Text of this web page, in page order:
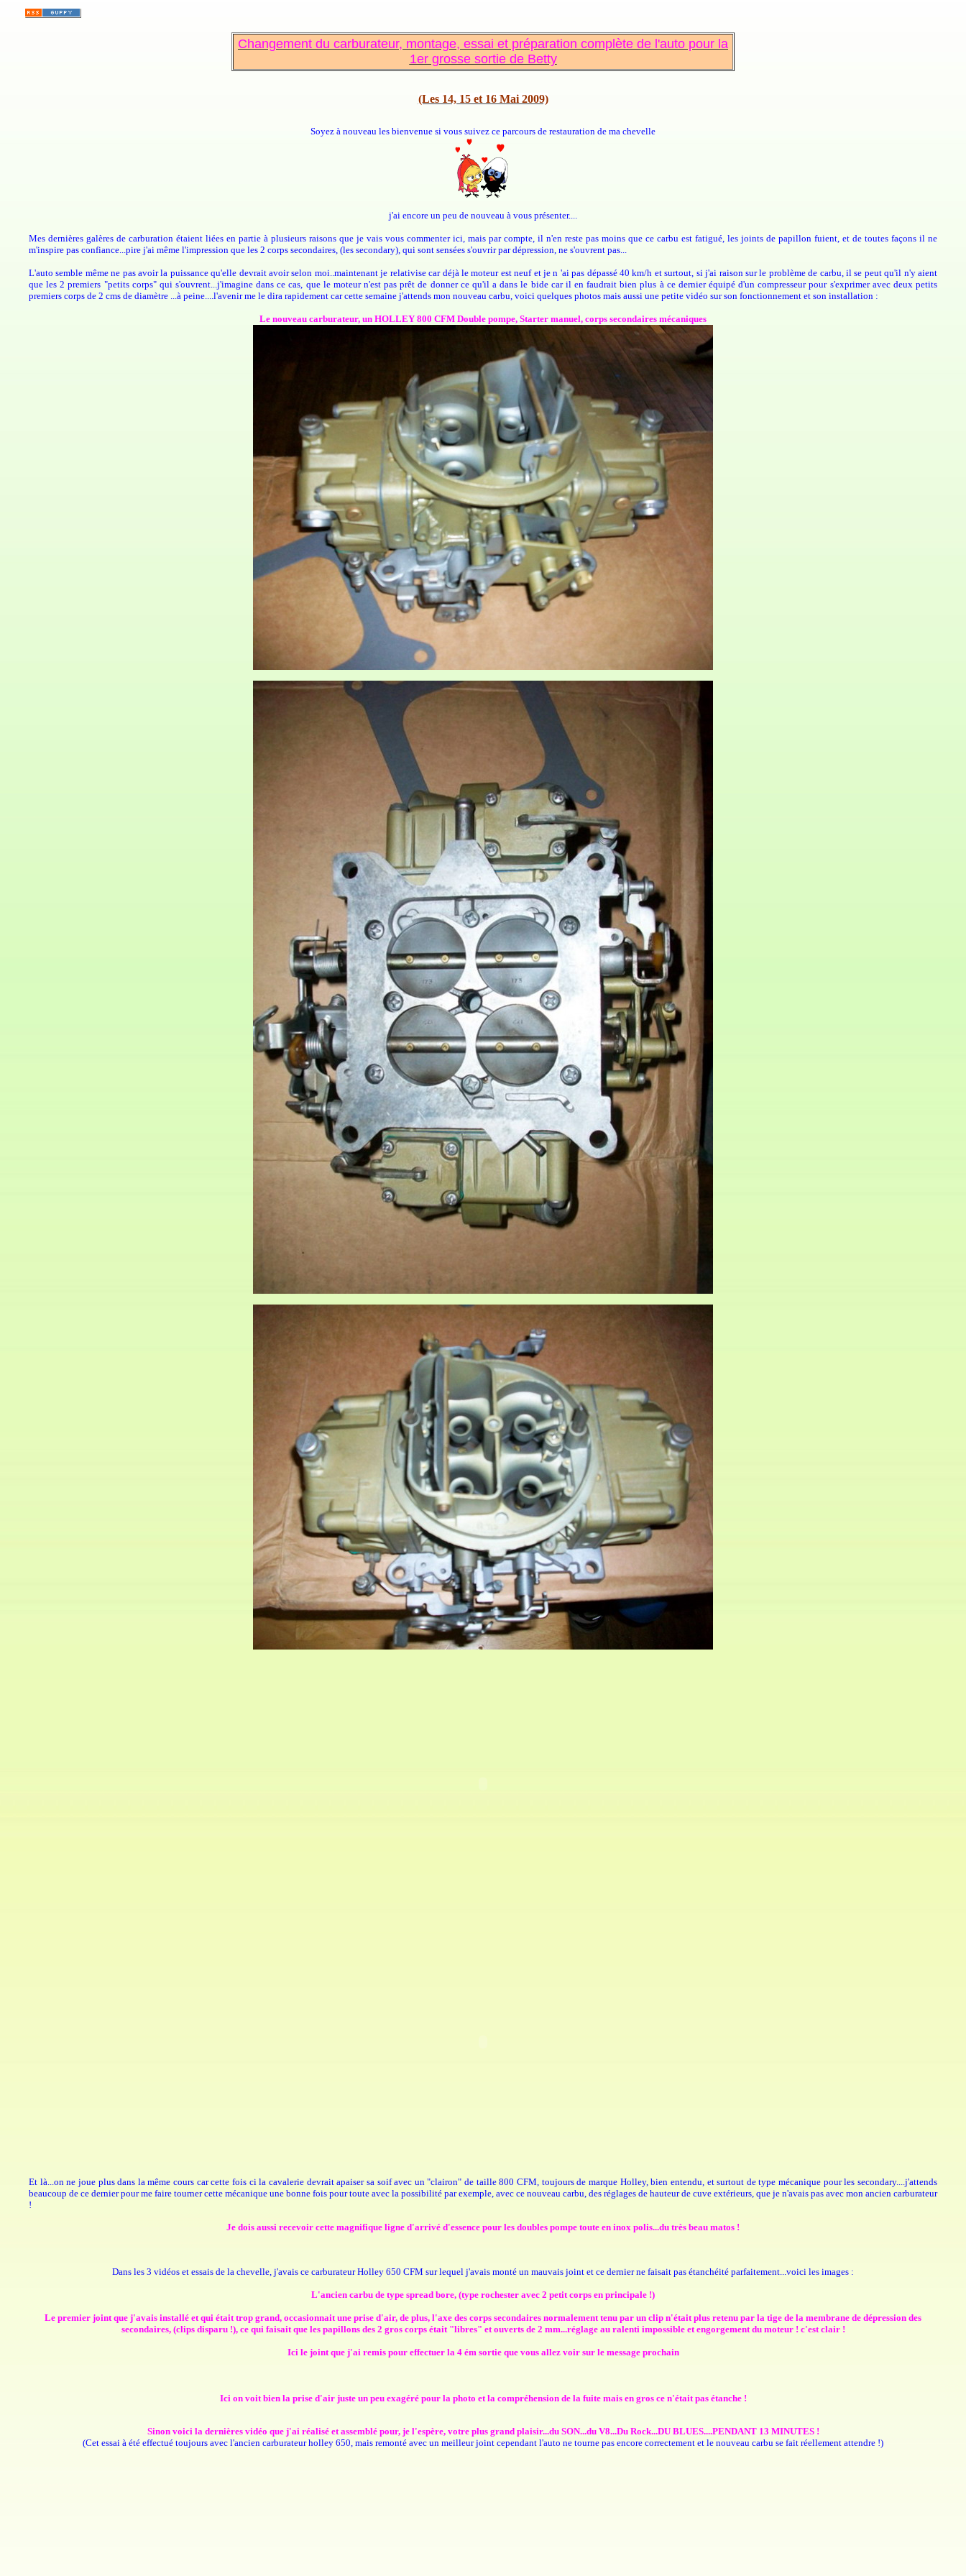
Changement du carburateur, montage, essai et préparation complète de l'auto pour la
1er grosse sortie de Betty
(Les 14, 15 et 16 Mai 2009)
Soyez à nouveau les bienvenue si vous suivez ce parcours de restauration de ma chevelle
j'ai encore un peu de nouveau à vous présenter....
Mes dernières galères de carburation étaient liées en partie à plusieurs raisons que je vais vous commenter ici, mais par compte, il n'en reste pas moins que ce carbu est fatigué, les joints de papillon fuient, et de toutes façons il ne
m'inspire pas confiance...pire j'ai même l'impression que les 2 corps secondaires, (les secondary), qui sont sensées s'ouvrir par dépression, ne s'ouvrent pas...
L'auto semble même ne pas avoir la puissance qu'elle devrait avoir selon moi..maintenant je relativise car déjà le moteur est neuf et je n 'ai pas dépassé 40 km/h et surtout, si j'ai raison sur le problème de carbu, il se peut qu'il n'y aient
que les 2 premiers "petits corps" qui s'ouvrent...j'imagine dans ce cas, que le moteur n'est pas prêt de donner ce qu'il a dans le bide car il en faudrait bien plus à ce dernier équipé d'un compresseur pour s'exprimer avec deux petits
premiers corps de 2 cms de diamètre ...à peine....l'avenir me le dira rapidement car cette semaine j'attends mon nouveau carbu, voici quelques photos mais aussi une petite vidéo sur son fonctionnement et son installation :
Le nouveau carburateur, un HOLLEY 800 CFM Double pompe, Starter manuel, corps secondaires mécaniques
Et là...on ne joue plus dans la même cours car cette fois ci la cavalerie devrait apaiser sa soif avec un "clairon" de taille 800 CFM, toujours de marque Holley, bien entendu, et surtout de type mécanique pour les secondary....j'attends
beaucoup de ce dernier pour me faire tourner cette mécanique une bonne fois pour toute avec la possibilité par exemple, avec ce nouveau carbu, des réglages de hauteur de cuve extérieurs, que je n'avais pas avec mon ancien carburateur
!
Je dois aussi recevoir cette magnifique ligne d'arrivé d'essence pour les doubles pompe toute en inox polis...du très beau matos !
Dans les 3 vidéos et essais de la chevelle, j'avais ce carburateur Holley 650 CFM sur lequel j'avais monté un mauvais joint et ce dernier ne faisait pas étanchéité parfaitement...voici les images :
L'ancien carbu de type spread bore, (type rochester avec 2 petit corps en principale !)
Le premier joint que j'avais installé et qui était trop grand, occasionnait une prise d'air, de plus, l'axe des corps secondaires normalement tenu par un clip n'était plus retenu par la tige de la membrane de dépression des
secondaires, (clips disparu !), ce qui faisait que les papillons des 2 gros corps était "libres" et ouverts de 2 mm...réglage au ralenti impossible et engorgement du moteur ! c'est clair !
Ici le joint que j'ai remis pour effectuer la 4 ém sortie que vous allez voir sur le message prochain
Ici on voit bien la prise d'air juste un peu exagéré pour la photo et la compréhension de la fuite mais en gros ce n'était pas étanche !
Sinon voici la dernières vidéo que j'ai réalisé et assemblé pour, je l'espère, votre plus grand plaisir...du SON...du V8...Du Rock...DU BLUES....PENDANT 13 MINUTES !
(Cet essai à été effectué toujours avec l'ancien carburateur holley 650, mais remonté avec un meilleur joint cependant l'auto ne tourne pas encore correctement et le nouveau carbu se fait réellement attendre !)